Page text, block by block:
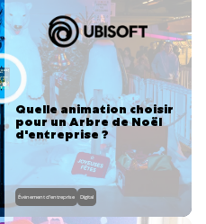
Quelle animation choisir
pour un Arbre de Noël
d'entreprise ?
Événement d'entreprise Digital